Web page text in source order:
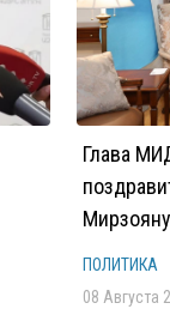
Глава
Мирзояну
ПОЛИТИКА
08 Августа